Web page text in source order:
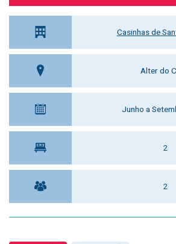
Casinhas de
Alter do
Junho a
2
2